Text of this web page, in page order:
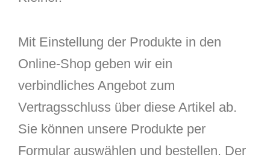
Mit Einstellung der Produkte in den
Online-Shop geben wir ein
verbindliches Angebot zum
Vertragsschluss über diese Artikel ab.
Sie können unsere Produkte per
Formular auswählen und bestellen. Der